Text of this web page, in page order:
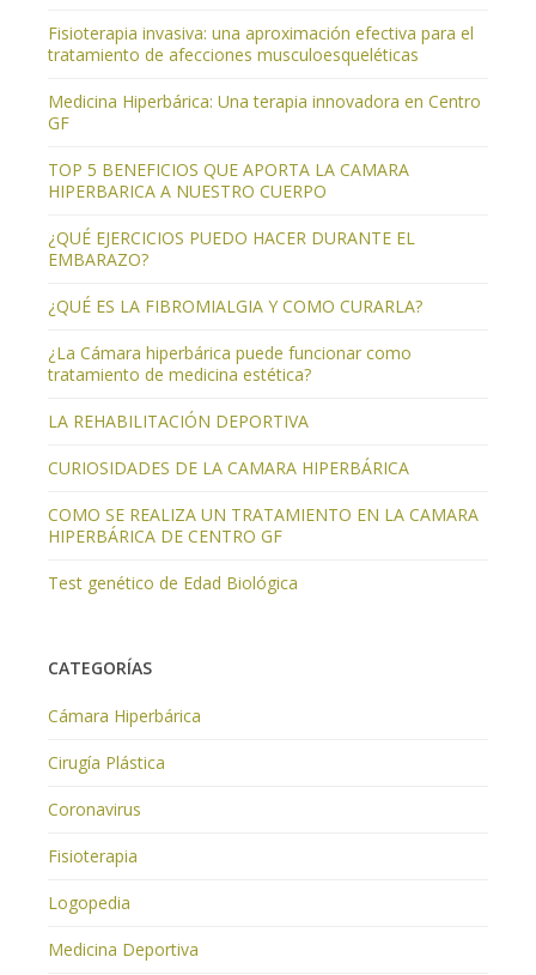
Fisioterapia invasiva: una aproximación efectiva para el
tratamiento de afecciones musculoesqueléticas
Medicina Hiperbárica: Una terapia innovadora en Centro
GF
TOP 5 BENEFICIOS QUE APORTA LA CAMARA
HIPERBARICA A NUESTRO CUERPO
¿QUÉ EJERCICIOS PUEDO HACER DURANTE EL
EMBARAZO?
¿QUÉ ES LA FIBROMIALGIA Y COMO CURARLA?
¿La Cámara hiperbárica puede funcionar como
tratamiento de medicina estética?
LA REHABILITACIÓN DEPORTIVA
CURIOSIDADES DE LA CAMARA HIPERBÁRICA
COMO SE REALIZA UN TRATAMIENTO EN LA CAMARA
HIPERBÁRICA DE CENTRO GF
Test genético de Edad Biológica
CATEGORÍAS
Cámara Hiperbárica
Cirugía Plástica
Coronavirus
Fisioterapia
Logopedia
Medicina Deportiva